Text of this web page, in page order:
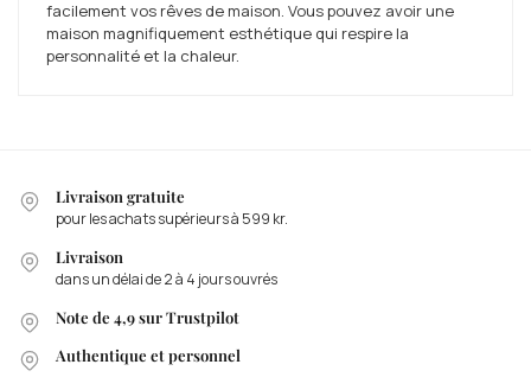
facilement vos rêves de maison. Vous pouvez avoir une
maison magnifiquement esthétique qui respire la
personnalité et la chaleur.
Livraison gratuite
pour les achats supérieurs à 599 kr.
Livraison
dans un délai de 2 à 4 jours ouvrés
Note de 4,9 sur Trustpilot
Authentique et personnel